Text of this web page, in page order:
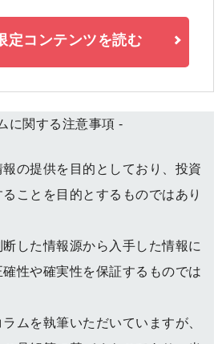
定コンテンツを読む
に関する注意事項 -
の提供を目的としており、投資
ことを目的とするものではあり
した情報源から入手した情報に
性や確実性を保証するものでは
ムを執筆いただいていますが、